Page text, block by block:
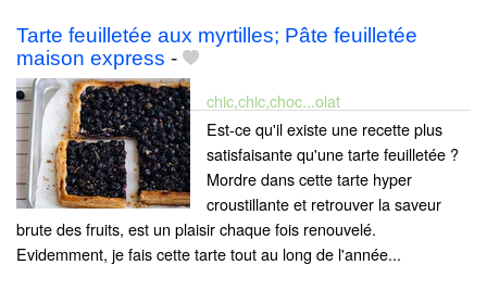
Tarte feuilletée aux myrtilles; Pâte feuilletée
maison express -
chic,chic,choc...olat
Est-ce qu'il existe une recette plus
satisfaisante qu'une tarte feuilletée ?
Mordre dans cette tarte hyper
croustillante et retrouver la saveur
brute des fruits, est un plaisir chaque fois renouvelé.
Evidemment, je fais cette tarte tout au long de l'année...